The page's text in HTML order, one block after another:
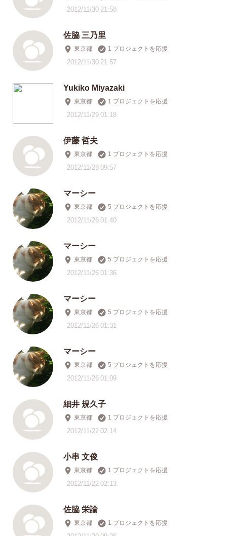
2012/11/30 21:58
佐脇 三乃里
東京都 1 プロジェクトを応援
2012/11/30 21:57
Yukiko Miyazaki
東京都 1 プロジェクトを応援
2012/11/29 01:18
伊藤 哲夫
東京都 1 プロジェクトを応援
2012/11/28 09:57
マーシー
東京都 5 プロジェクトを応援
2012/11/26 01:40
マーシー
東京都 5 プロジェクトを応援
2012/11/26 01:36
マーシー
東京都 5 プロジェクトを応援
2012/11/26 01:31
マーシー
東京都 5 プロジェクトを応援
2012/11/26 01:09
細井 規久子
東京都 1 プロジェクトを応援
2012/11/22 02:14
小串 文俊
東京都 1 プロジェクトを応援
2012/11/22 02:13
佐脇 栄諭
東京都 1 プロジェクトを応援